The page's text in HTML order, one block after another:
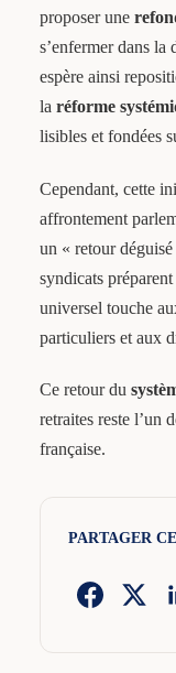
proposer une
s’enfermer dans la
espère ainsi
la réforme
lisibles et fondées
Cependant, cette
affrontement
un « retour
syndicats
universel touche
particuliers et aux
Ce retour du
retraites reste l’un
française.
PARTAGER